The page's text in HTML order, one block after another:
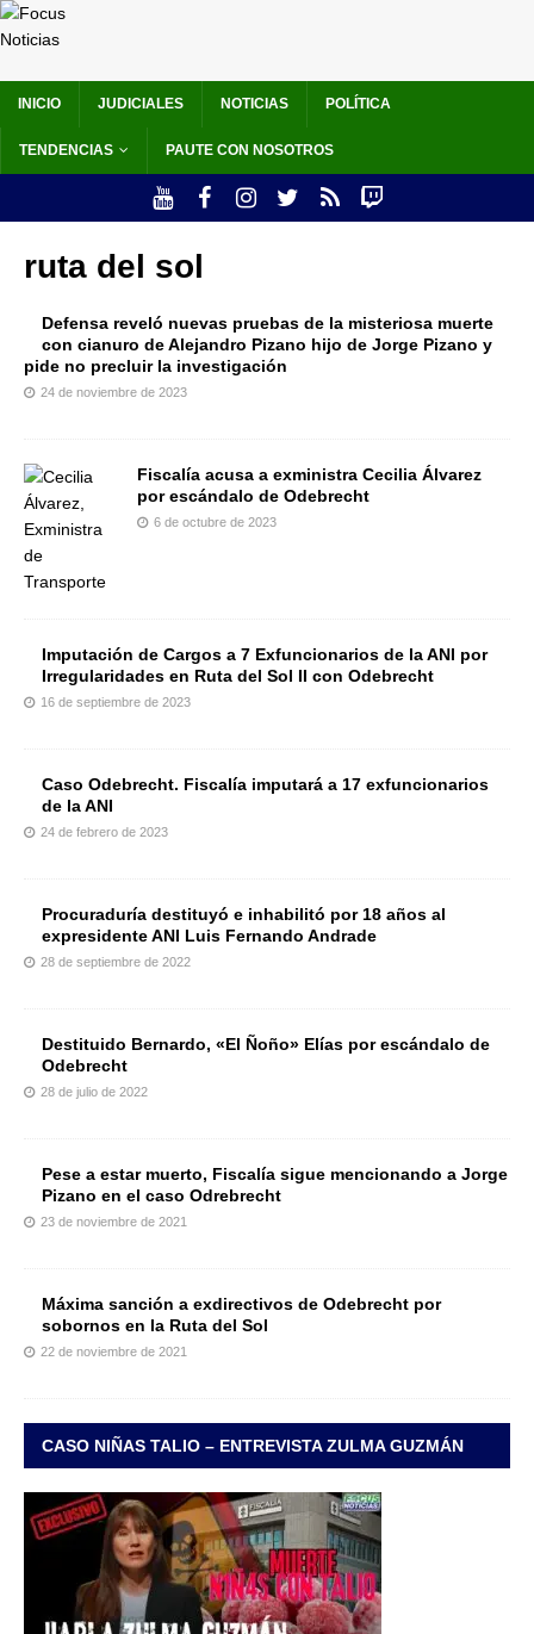
INICIO JUDICIALES NOTICIAS POLÍTICA
TENDENCIAS PAUTE CON NOSOTROS
ruta del sol
Defensa reveló nuevas pruebas de la misteriosa muerte
con cianuro de Alejandro Pizano hijo de Jorge Pizano y
pide no precluir la investigación
24 de noviembre de 2023
Fiscalía acusa a exministra Cecilia Álvarez
por escándalo de Odebrecht
6 de octubre de 2023
Imputación de Cargos a 7 Exfuncionarios de la ANI por
Irregularidades en Ruta del Sol II con Odebrecht
16 de septiembre de 2023
Caso Odebrecht. Fiscalía imputará a 17 exfuncionarios
de la ANI
24 de febrero de 2023
Procuraduría destituyó e inhabilitó por 18 años al
expresidente ANI Luis Fernando Andrade
28 de septiembre de 2022
Destituido Bernardo, «El Ñoño» Elías por escándalo de
Odebrecht
28 de julio de 2022
Pese a estar muerto, Fiscalía sigue mencionando a Jorge
Pizano en el caso Odrebrecht
23 de noviembre de 2021
Máxima sanción a exdirectivos de Odebrecht por
sobornos en la Ruta del Sol
22 de noviembre de 2021
CASO NIÑAS TALIO – ENTREVISTA ZULMA GUZMÁN